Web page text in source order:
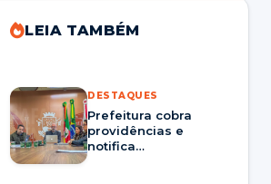
LEIA TAMBÉM
DESTAQUES
Prefeitura cobra
providências e
notifica